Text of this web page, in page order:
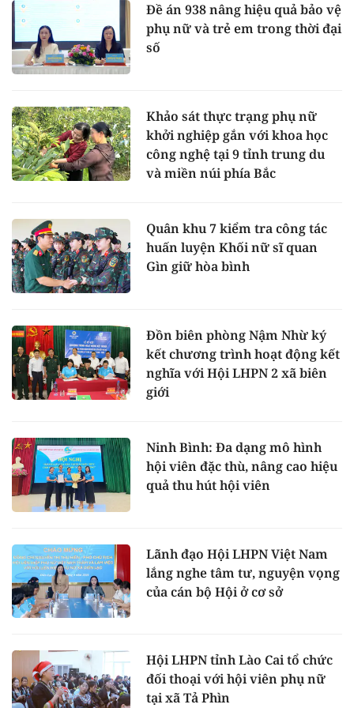
Đề án 938 nâng hiệu quả bảo vệ
phụ nữ và trẻ em trong thời đại
số
Khảo sát thực trạng phụ nữ
khởi nghiệp gắn với khoa học
công nghệ tại 9 tỉnh trung du
và miền núi phía Bắc
Quân khu 7 kiểm tra công tác
huấn luyện Khối nữ sĩ quan
Gìn giữ hòa bình
Đồn biên phòng Nậm Nhừ ký
kết chương trình hoạt động kết
nghĩa với Hội LHPN 2 xã biên
giới
Ninh Bình: Đa dạng mô hình
hội viên đặc thù, nâng cao hiệu
quả thu hút hội viên
Lãnh đạo Hội LHPN Việt Nam
lắng nghe tâm tư, nguyện vọng
của cán bộ Hội ở cơ sở
Hội LHPN tỉnh Lào Cai tổ chức
đối thoại với hội viên phụ nữ
tại xã Tả Phìn